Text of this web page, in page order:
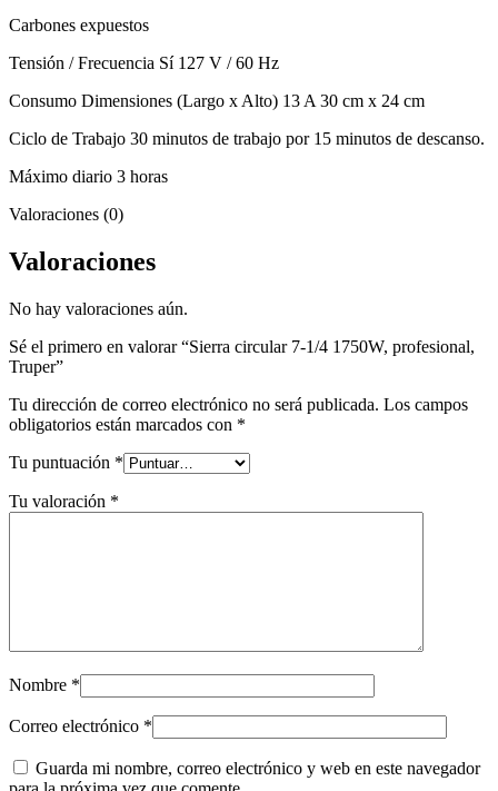
Carbones expuestos
Tensión / Frecuencia Sí 127 V / 60 Hz
Consumo Dimensiones (Largo x Alto) 13 A 30 cm x 24 cm
Ciclo de Trabajo 30 minutos de trabajo por 15 minutos de descanso.
Máximo diario 3 horas
Valoraciones (0)
Valoraciones
No hay valoraciones aún.
Sé el primero en valorar “Sierra circular 7-1/4 1750W, profesional,
Truper”
Tu dirección de correo electrónico no será publicada. Los campos
obligatorios están marcados con *
Tu puntuación *
Tu valoración *
Nombre *
Correo electrónico *
Guarda mi nombre, correo electrónico y web en este navegador